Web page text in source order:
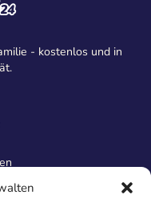
- kostenlos und in